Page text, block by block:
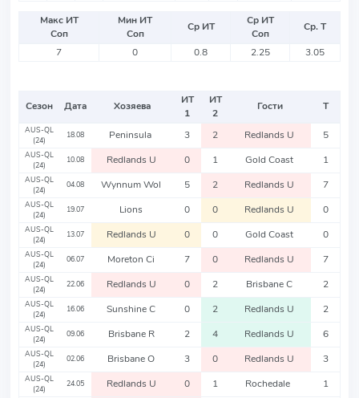
Макс ИТ
Соп
Мин ИТ
Соп
Ср ИТ
Ср ИТ
Соп
Ср. Т
7
0 0.8 2.25 3.05
Сезон Дата Хозяева
ИТ
1
ИТ
2
Гости Т
AUS-QL
(24)
18.08 Peninsula 3 2 Redlands U 5
AUS-QL
(24)
10.08 Redlands U 0 1 Gold Coast 1
AUS-QL
(24)
04.08 Wynnum Wol 5 2 Redlands U 7
AUS-QL
(24)
19.07 Lions 0 0 Redlands U 0
AUS-QL
(24)
13.07 Redlands U 0 0 Gold Coast 0
AUS-QL
(24)
06.07 Moreton Ci 7 0 Redlands U 7
AUS-QL
(24)
22.06 Redlands U 0 2 Brisbane C 2
AUS-QL
(24)
16.06 Sunshine C 0 2 Redlands U 2
AUS-QL
(24)
09.06 Brisbane R 2 4 Redlands U 6
AUS-QL
(24)
02.06 Brisbane O 3 0 Redlands U 3
AUS-QL
(24)
24.05 Redlands U 0 1 Rochedale 1